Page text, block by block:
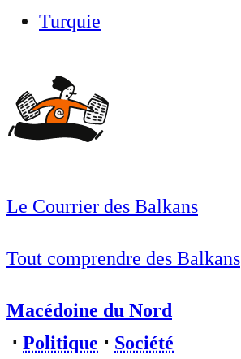
Turquie
Le Courrier des Balkans
Tout comprendre des Balkans
Macédoine du Nord
⋅ Politique ⋅ Société